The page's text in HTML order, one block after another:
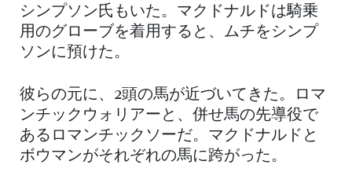
シンプソン氏もいた。マクドナルドは騎乗
用のグローブを着用すると、ムチをシンプ
ソンに預けた。
彼らの元に、2頭の馬が近づいてきた。ロマ
ンチックウォリアーと、併せ馬の先導役で
あるロマンチックソーだ。マクドナルドと
ボウマンがそれぞれの馬に跨がった。